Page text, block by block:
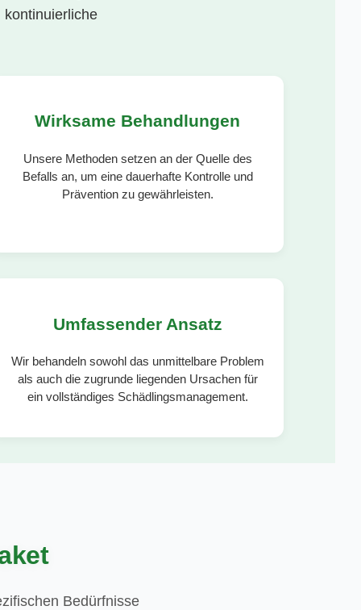
kontinuierliche
Wirksame Behandlungen
Unsere Methoden setzen an der Quelle des
Befalls an, um eine dauerhafte Kontrolle und
Prävention zu gewährleisten.
Umfassender Ansatz
Wir behandeln sowohl das unmittelbare Problem
als auch die zugrunde liegenden Ursachen für
ein vollständiges Schädlingsmanagement.
Bedürfnisse